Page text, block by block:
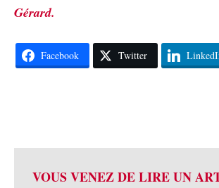
Gérard.
Facebook Twitter
VOUS VENEZ DE LIRE UN